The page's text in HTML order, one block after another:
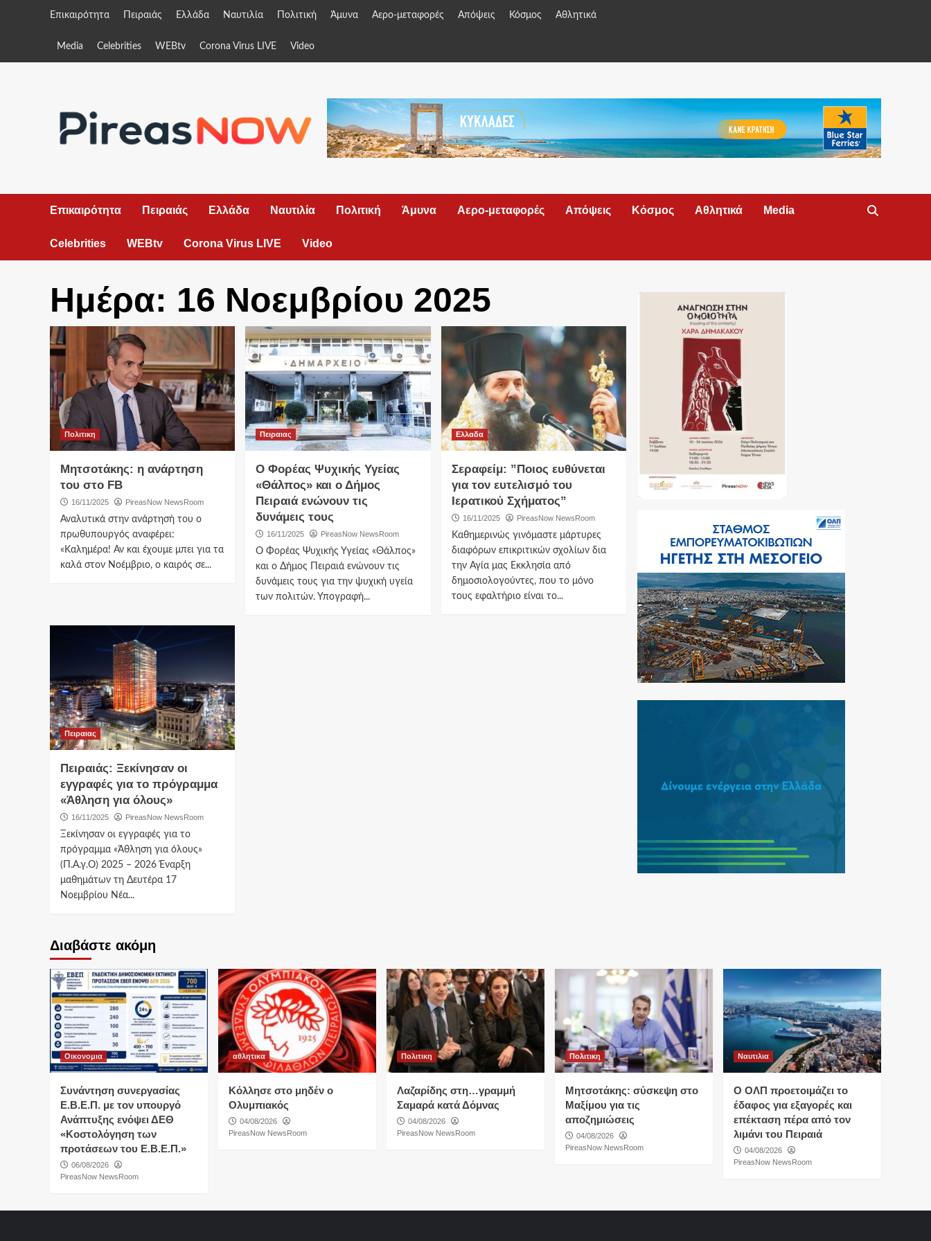
Επικαιρότητα Πειραιάς Ελλάδα Ναυτιλία Πολιτική Άμυνα Αερο-μεταφορές Απόψεις Κόσμος Αθλητικά
Media Celebrities WEBtv Corona Virus LIVE Video
Επικαιρότητα Πειραιάς Ελλάδα Ναυτιλία Πολιτική Άμυνα Αερο-μεταφορές Απόψεις Κόσμος Αθλητικά Media
Celebrities WEBtv Corona Virus LIVE Video
Ημέρα: 16 Νοεμβρίου 2025
Πολιτικη
Μητσοτάκης: η ανάρτηση
του στο FB
16/11/2025 PireasNow NewsRoom
Αναλυτικά στην ανάρτησή του ο
πρωθυπουργός αναφέρει:
«Καλημέρα! Αν και έχουμε μπει για τα
καλά στον Νοέμβριο, ο καιρός σε...
Πειραιας
Ο Φορέας Ψυχικής Υγείας
«Θάλπος» και ο Δήμος
Πειραιά ενώνουν τις
δυνάμεις τους
16/11/2025 PireasNow NewsRoom
Ο Φορέας Ψυχικής Υγείας «Θάλπος»
και ο Δήμος Πειραιά ενώνουν τις
δυνάμεις τους για την ψυχική υγεία
των πολιτών. Υπογραφή...
Ελλαδα
Σεραφείμ: ”Ποιος ευθύνεται
για τον ευτελισμό του
Ιερατικού Σχήματος”
16/11/2025 PireasNow NewsRoom
Καθημερινώς γινόμαστε μάρτυρες
διαφόρων επικριτικών σχολίων δια
την Αγία μας Εκκλησία από
δημοσιολογούντες, που το μόνο
τους εφαλτήριο είναι το...
Πειραιας
Πειραιάς: Ξεκίνησαν οι
εγγραφές για το πρόγραμμα
«Άθληση για όλους»
16/11/2025 PireasNow NewsRoom
Ξεκίνησαν οι εγγραφές για το
πρόγραμμα «Άθληση για όλους»
(Π.Α.γ.Ο) 2025 – 2026 Έναρξη
μαθημάτων τη Δευτέρα 17
Νοεμβρίου Νέα...
Διαβάστε ακόμη
Οικονομια
Συνάντηση συνεργασίας
Ε.Β.Ε.Π. με τον υπουργό
Ανάπτυξης ενόψει ΔΕΘ
«Κοστολόγηση των
προτάσεων του Ε.Β.Ε.Π.»
06/08/2026
PireasNow NewsRoom
αθλητικα
Κόλλησε στο μηδέν ο
Ολυμπιακός
04/08/2026
PireasNow NewsRoom
Πολιτικη
Λαζαρίδης στη…γραμμή
Σαμαρά κατά Δόμνας
04/08/2026
PireasNow NewsRoom
Πολιτικη
Μητσοτάκης: σύσκεψη στο
Μαξίμου για τις
αποζημιώσεις
04/08/2026
PireasNow NewsRoom
Ναυτιλια
O ΟΛΠ προετοιμάζει το
έδαφος για εξαγορές και
επέκταση πέρα από τον
λιμάνι του Πειραιά
04/08/2026
PireasNow NewsRoom